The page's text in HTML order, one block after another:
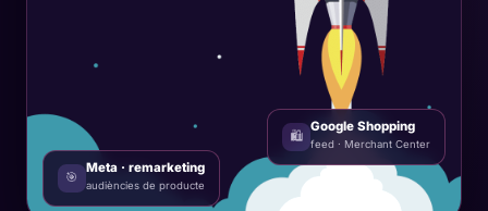
🛍️
Google Shopping
feed · Merchant Center
🎯
Meta · remarketing
audiències de producte